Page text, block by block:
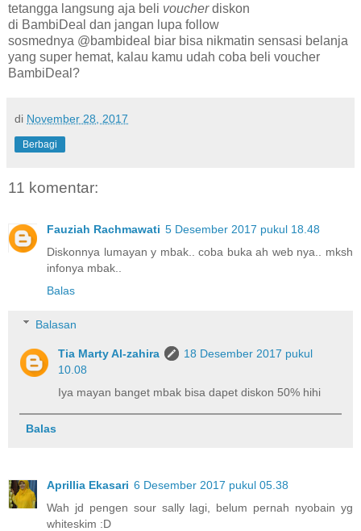
tetangga langsung aja beli voucherdiskon
di BambiDeal dan jangan lupa follow
sosmednya @bambideal biar bisa nikmatin sensasi belanja
yang super hemat, kalau kamu udah coba beli voucher
BambiDeal?
di November 28, 2017
Berbagi
11 komentar:
Fauziah Rachmawati 5 Desember 2017 pukul 18.48
Diskonnya lumayan y mbak.. coba buka ah web nya.. mksh
infonya mbak..
Balas
Balasan
Tia Marty Al-zahira
18 Desember 2017 pukul
10.08
Iya mayan banget mbak bisa dapet diskon 50% hihi
Balas
Aprillia Ekasari 6 Desember 2017 pukul 05.38
Wah jd pengen sour sally lagi, belum pernah nyobain yg
whiteskim :D